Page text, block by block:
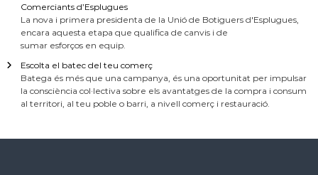
Comerciants d’Esplugues
La nova i primera presidenta de la Unió de Botiguers d'Esplugues,
encara aquesta etapa que qualifica de canvis i de
sumar esforços en equip.
Escolta el batec del teu comerç
Batega és més que una campanya, és una oportunitat per impulsar
la consciència col·lectiva sobre els avantatges de la compra i consum
al territori, al teu poble o barri, a nivell comerç i restauració.